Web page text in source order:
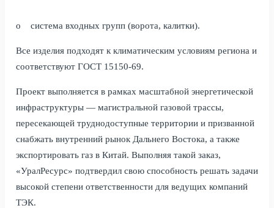
o система входных групп (ворота, калитки).
Все изделия подходят к климатическим условиям региона и
соответствуют ГОСТ 15150-69.
Проект выполняется в рамках масштабной энергетической
инфраструктуры — магистральной газовой трассы,
пересекающей труднодоступные территории и призванной
снабжать внутренний рынок Дальнего Востока, а также
экспортировать газ в Китай. Выполняя такой заказ,
«УралРесурс» подтвердил свою способность решать задачи
высокой степени ответственности для ведущих компаний
ТЭК.